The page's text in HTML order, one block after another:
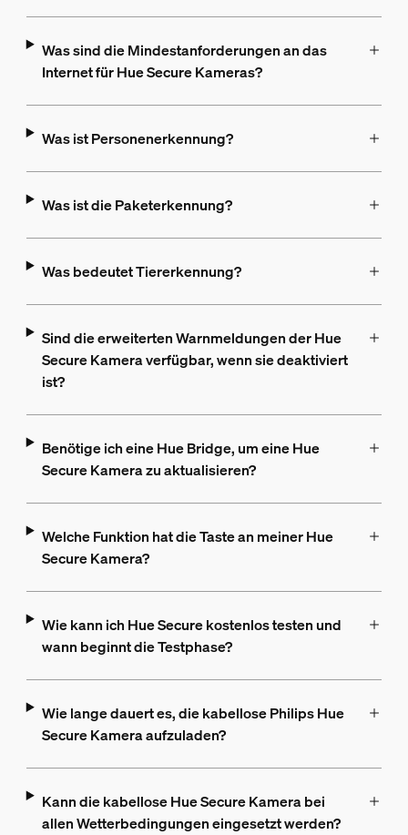
Was sind die Mindestanforderungen an das
Internet für Hue Secure Kameras?
Was ist Personenerkennung?
Was ist die Paketerkennung?
Was bedeutet Tiererkennung?
Sind die erweiterten Warnmeldungen der Hue
Secure Kamera verfügbar, wenn sie deaktiviert
ist?
Benötige ich eine Hue Bridge, um eine Hue
Secure Kamera zu aktualisieren?
Welche Funktion hat die Taste an meiner Hue
Secure Kamera?
Wie kann ich Hue Secure kostenlos testen und
wann beginnt die Testphase?
Wie lange dauert es, die kabellose Philips Hue
Secure Kamera aufzuladen?
Kann die kabellose Hue Secure Kamera bei
allen Wetterbedingungen eingesetzt werden?